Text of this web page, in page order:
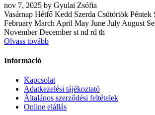
nov 7, 2025 by Gyulai Zsófia
Vasárnap Hétfő Kedd Szerda Csütörtök Péntek
February March April May June July August
November December st nd rd th
Olvass tovább
Információ
Kapcsolat
Adatkezelési tájékoztató
Általános szerződési feltételek
Online elállás